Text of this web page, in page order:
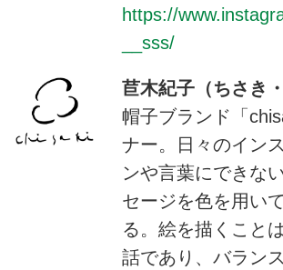
https://
__sss/
苣木紀子（ちさき
帽子ブランド「
ナー。日々のイン
ンや言葉にできな
セージを色を用い
る。絵を描くこと
話であり、バラン